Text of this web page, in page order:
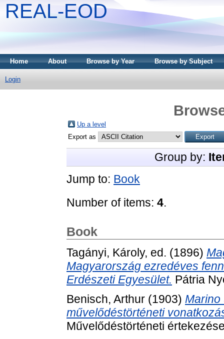
REAL-EOD
Home About Browse by Year Browse by Subject
Login
Up a level
Export as
Group by:
Jump to: Book
Number of items: 4.
Book
Tagányi, Károly, ed. (1896)
Magyarország ezredéves
Erdészeti Egyesület. Pátria
Benisch, Arthur (1903) Marino
művelődéstörténeti
Művelődéstörténeti